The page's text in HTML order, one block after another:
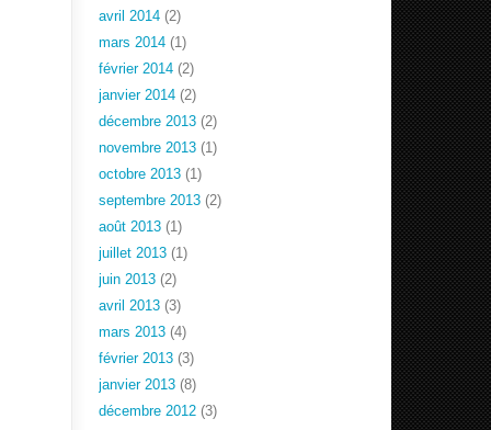
avril 2014 (2)
mars 2014 (1)
février 2014 (2)
janvier 2014 (2)
décembre 2013 (2)
novembre 2013 (1)
octobre 2013 (1)
septembre 2013 (2)
août 2013 (1)
juillet 2013 (1)
juin 2013 (2)
avril 2013 (3)
mars 2013 (4)
février 2013 (3)
janvier 2013 (8)
décembre 2012 (3)